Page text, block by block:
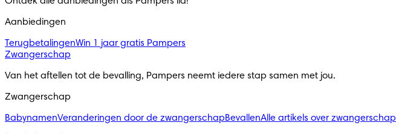
Aanbiedingen
TerugbetalingenWin 1 jaar gratis Pampers
Zwangerschap
Van het aftellen tot de bevalling, Pampers neemt iedere stap samen met jou.
Zwangerschap
BabynamenVeranderingen door de zwangerschapBevallenAlle artikels over zwangerschap